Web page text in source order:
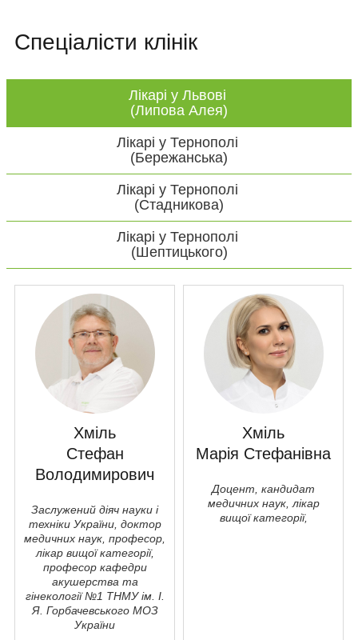
Спеціалісти клінік
Лікарі у Львові
(Липова Алея)
Лікарі у Тернополі
(Бережанська)
Лікарі у Тернополі
(Стадникова)
Лікарі у Тернополі
(Шептицького)
Хміль
Стефан
Володимирович
Заслужений діяч науки і
техніки України, доктор
медичних наук, професор,
лікар вищої категорії,
професор кафедри
акушерства та
гiнекології №1 ТНМУ ім. І.
Я. Горбачевського МОЗ
України
Хміль
Марія Стефанівна
Доцент, кандидат
медичних наук, лікар
вищої категорії,